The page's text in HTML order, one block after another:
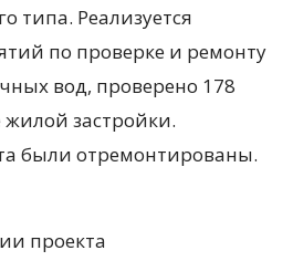
типа. Реализуется
по проверке и ремонту
вод, проверено 178
застройки.
были отремонтированы.
проекта